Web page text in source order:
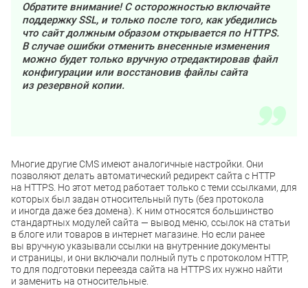
Обратите внимание! С осторожностью включайте
поддержку SSL, и только после того, как убедились
что сайт должным образом открывается по HTTPS.
В случае ошибки отменить внесенные изменения
можно будет только вручную отредактировав файл
конфигурации или восстановив файлы сайта
из резервной копии.
Многие другие CMS имеют аналогичные настройки. Они
позволяют делать автоматический редирект сайта с HTTP
на HTTPS. Но этот метод работает только с теми ссылками, для
которых был задан относительный путь (без протокола
и иногда даже без домена). К ним относятся большинство
стандартных модулей сайта — вывод меню, ссылок на статьи
в блоге или товаров в интернет магазине. Но если ранее
вы вручную указывали ссылки на внутренние документы
и страницы, и они включали полный путь с протоколом HTTP,
то для подготовки переезда сайта на HTTPS их нужно найти
и заменить на относительные.